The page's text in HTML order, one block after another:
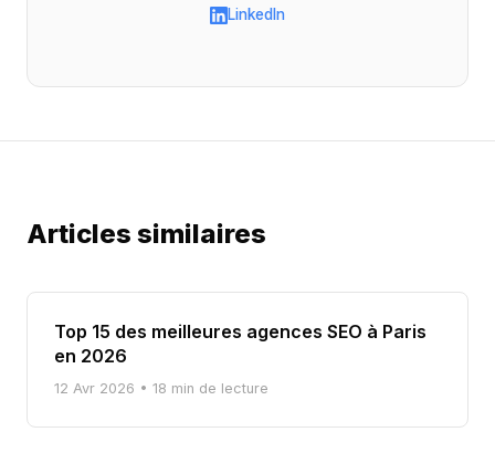
LinkedIn
Articles similaires
Top 15 des meilleures agences SEO à Paris
en 2026
12 Avr 2026 • 18 min de lecture